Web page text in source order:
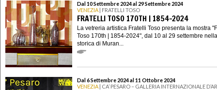
Dal 10 Settembre 2024 al 29 Settembre 2024
VENEZIA | FRATELLI TOSO
FRATELLI TOSO 170TH | 1854-2024
La vetreria artistica Fratelli Toso presenta la mostra
Toso 170th | 1854-2024", dal 10 al 29 settembre
storica di Muran...
Dal 6 Settembre 2024 al 11 Ottobre 2024
VENEZIA | CA’ PESARO – GALLERIA INTERNAZIONALE